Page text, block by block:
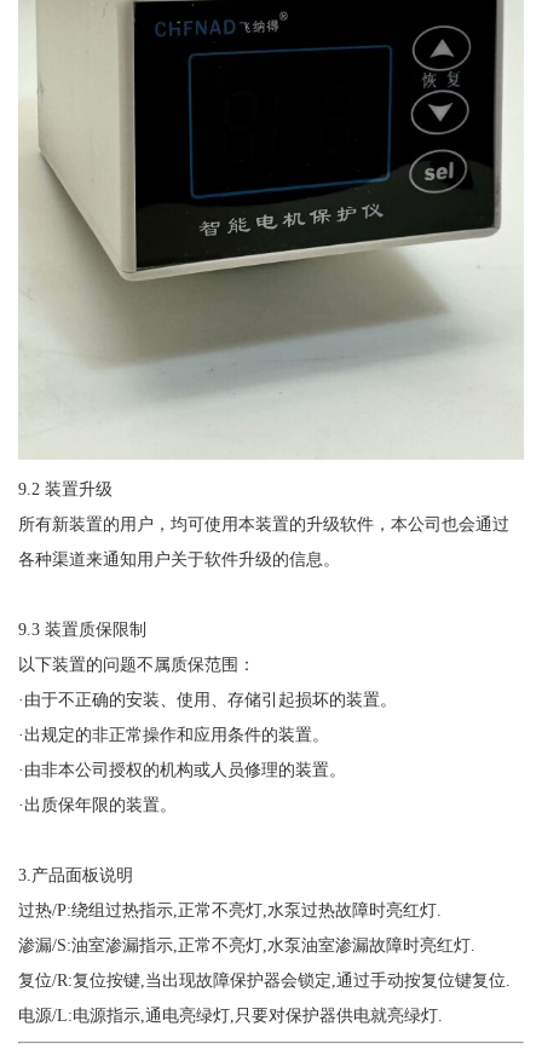
9.2 装置升级
所有新装置的用户，均可使用本装置的升级软件，本公司也会通过
各种渠道来通知用户关于软件升级的信息。
9.3 装置质保限制
以下装置的问题不属质保范围：
·由于不正确的安装、使用、存储引起损坏的装置。
·出规定的非正常操作和应用条件的装置。
·由非本公司授权的机构或人员修理的装置。
·出质保年限的装置。
3. 产品面板说明
过热/P:绕组过热指示, 正常不亮灯, 水泵过热故障时亮红灯.
渗漏/S:油室渗漏指示, 正常不亮灯, 水泵油室渗漏故障时亮红灯.
复位/R:复位按键, 当出现故障保护器会锁定 通过手动按复位键复位
电源/L:电源指示, 通电亮绿灯, 只要对保护器供电就亮绿灯.